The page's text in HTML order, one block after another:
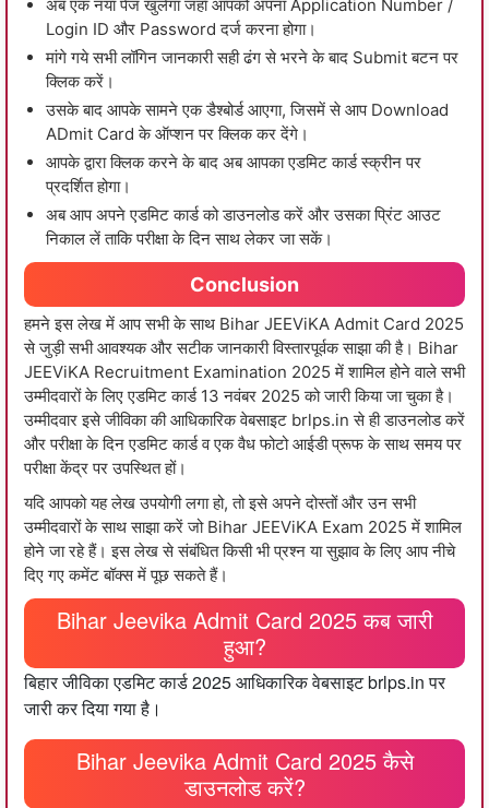
अब एक नया पेज खुलेगा जहाँ आपको अपना Application Number /
Login ID और Password दर्ज करना होगा।
मांगे गये सभी लॉगिन जानकारी सही ढंग से भरने के बाद Submit बटन पर
क्लिक करें।
उसके बाद आपके सामने एक डैश्बोर्ड आएगा, जिसमें से आप Download
ADmit Card के ऑप्शन पर क्लिक कर देंगे।
आपके द्वारा क्लिक करने के बाद अब आपका एडमिट कार्ड स्क्रीन पर
प्रदर्शित होगा।
अब आप अपने एडमिट कार्ड को डाउनलोड करें और उसका प्रिंट आउट
निकाल लें ताकि परीक्षा के दिन साथ लेकर जा सकें।
Conclusion
हमने इस लेख में आप सभी के साथ Bihar JEEViKA Admit Card 2025
से जुड़ी सभी आवश्यक और सटीक जानकारी विस्तारपूर्वक साझा की है। Bihar
JEEViKA Recruitment Examination 2025 में शामिल होने वाले सभी
उम्मीदवारों के लिए एडमिट कार्ड 13 नवंबर 2025 को जारी किया जा चुका है।
उम्मीदवार इसे जीविका की आधिकारिक वेबसाइट brlps.in से ही डाउनलोड करें
और परीक्षा के दिन एडमिट कार्ड व एक वैध फोटो आईडी प्रूफ के साथ समय पर
परीक्षा केंद्र पर उपस्थित हों।
यदि आपको यह लेख उपयोगी लगा हो, तो इसे अपने दोस्तों और उन सभी
उम्मीदवारों के साथ साझा करें जो Bihar JEEViKA Exam 2025 में शामिल
होने जा रहे हैं। इस लेख से संबंधित किसी भी प्रश्न या सुझाव के लिए आप नीचे
दिए गए कमेंट बॉक्स में पूछ सकते हैं।
Bihar Jeevika Admit Card 2025 कब जारी
हुआ?
बिहार जीविका एडमिट कार्ड 2025 आधिकारिक वेबसाइट brlps.in पर
जारी कर दिया गया है।
Bihar Jeevika Admit Card 2025 कैसे
डाउनलोड करें?